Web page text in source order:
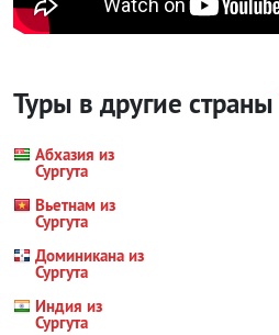
Туры в другие страны
Абхазия из
Сургута
Вьетнам из
Сургута
Доминикана из
Сургута
Индия из
Сургута